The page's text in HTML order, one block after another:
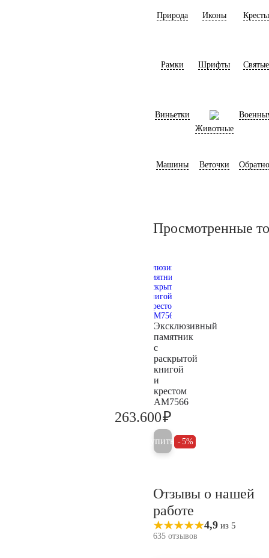
Природа Иконы Кресты
Рамки Шрифты Святые
Виньетки
Животные
Машины Веточки
Просмотренные
Эксклюзивный
памятник
с
раскрытой
книгой
и
крестом
AM7566
263.600₽
Купить 5%
Отзывы о нашей
работе
4,9 из 5
635 отзывов